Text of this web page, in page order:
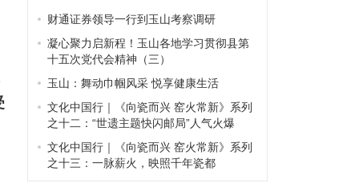
财通证券领导一行到玉山考察调研
凝心聚力启新程！玉山各地学习贯彻县第
十五次党代会精神（三）
玉山：舞动巾帼风采 悦享健康生活
文化中国行｜《向瓷而兴 窑火常新》系列
之十二：“世遗主题快闪邮局”人气火爆
文化中国行｜《向瓷而兴 窑火常新》系列
之十三：一脉薪火，映照千年瓷都